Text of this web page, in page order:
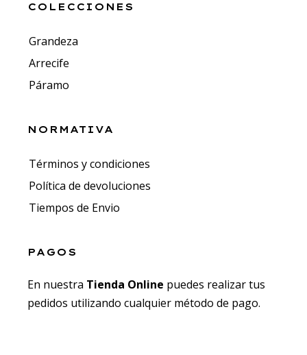
COLECCIONES
Grandeza
Arrecife
Páramo
NORMATIVA
Términos y condiciones
Política de devoluciones
Tiempos de Envio
PAGOS
En nuestra Tienda Online puedes realizar tus
pedidos utilizando cualquier método de pago.